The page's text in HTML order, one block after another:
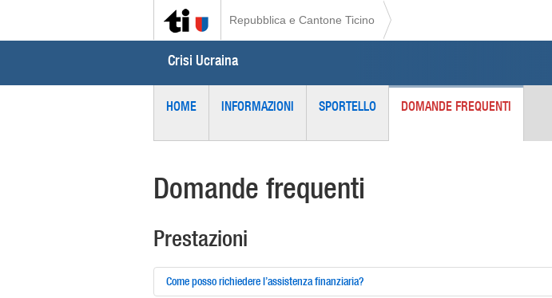
Repubblica e Cantone Ticino
Crisi Ucraina
HOME INFORMAZIONI SPORTELLO DOMANDE FREQUENTI
Domande frequenti
Prestazioni
Come posso richiedere l’assistenza finanziaria?